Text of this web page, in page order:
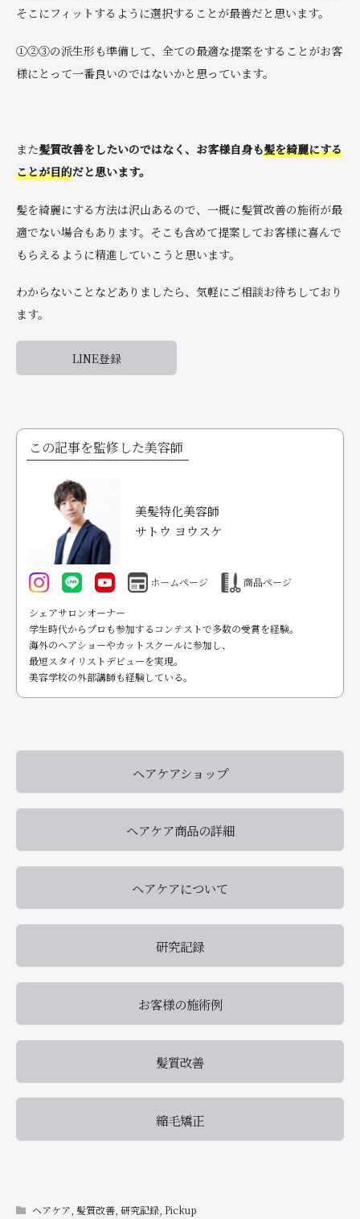
そこにフィットするように選択することが最善だと思います。
①②③の派生形も準備して、全ての最適な提案をすることがお客
様にとって一番良いのではないかと思っています。
また髪質改善をしたいのではなく、お客様自身も髪を綺麗にする
ことが目的だと思います。
髪を綺麗にする方法は沢山あるので、一概に髪質改善の施術が最
適でない場合もあります。そこも含めて提案してお客様に喜んで
もらえるように精進していこうと思います。
わからないことなどありましたら、気軽にご相談お待ちしており
ます。
LINE登録
この記事を監修した美容師
美髪特化美容師
サトウ ヨウスケ
ホームページ 商品ページ
シェアサロンオーナー
学生時代からプロも参加するコンテストで多数の受賞を経験。
海外のヘアショーやカットスクールに参加し、
最短スタイリストデビューを実現。
美容学校の外部講師も経験している。
ヘアケアショップ
ヘアケア商品の詳細
ヘアケアについて
研究記録
お客様の施術例
髪質改善
縮毛矯正
ヘアケア 髪質改善 研究記録 Pickup